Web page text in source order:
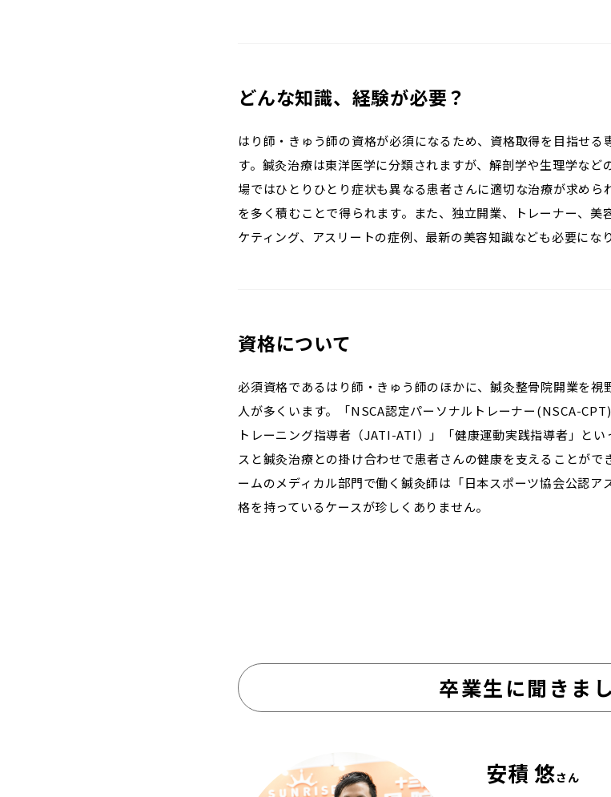
どんな知識、経験が必要？
はり師・きゅう師の資格が必須になるため、資格取得を目指せ
す。鍼灸治療は東洋医学に分類されますが、解剖学や生理学な
場ではひとりひとり症状も異なる患者さんに適切な治療が求め
を多く積むことで得られます。また、独立開業、トレーナー、美
ケティング、アスリートの症例、最新の美容知識なども必要になり
資格について
必須資格であるはり師・きゅう師のほかに、鍼灸整骨院開業を
人が多くいます。「NSCA認定パーソナルトレーナー(NSCA-
トレーニング指導者（JATI-ATI）」「健康運動実践指導者」と
スと鍼灸治療との掛け合わせで患者さんの健康を支えることがで
ームのメディカル部門で働く鍼灸師は「日本スポーツ協会公認
格を持っているケースが珍しくありません。
卒業生に聞きま
安積 悠さん